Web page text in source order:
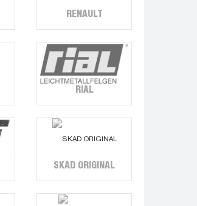
RENAULT
RIAL
SKAD ORIGINAL